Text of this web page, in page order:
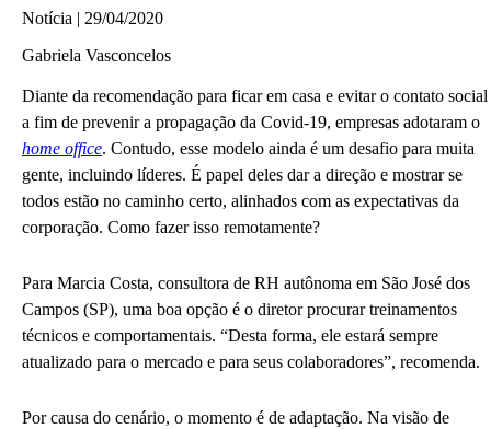
Notícia | 29/04/2020
Gabriela Vasconcelos
Diante da recomendação para ficar em casa e evitar o contato social
a fim de prevenir a propagação da Covid-19, empresas adotaram o
home office. Contudo, esse modelo ainda é um desafio para muita
gente, incluindo líderes. É papel deles dar a direção e mostrar se
todos estão no caminho certo, alinhados com as expectativas da
corporação. Como fazer isso remotamente?
Para Marcia Costa, consultora de RH autônoma em São José dos
Campos (SP), uma boa opção é o diretor procurar treinamentos
técnicos e comportamentais. “Desta forma, ele estará sempre
atualizado para o mercado e para seus colaboradores”, recomenda.
Por causa do cenário, o momento é de adaptação. Na visão de